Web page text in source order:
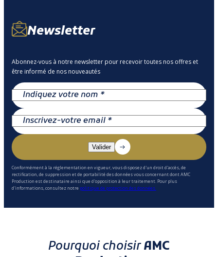
Newsletter
Abonnez-vous à notre newsletter pour recevoir toutes nos offres et
être informé de nos nouveautés
Conformément à la réglementation en vigueur, vous disposez d'un droit d'accès, de
rectification, de suppression et de portabilité des données vous concernant dont AMC
Production est destinataire ainsi que d'opposition à leur traitement. Pour plus
d'informations, consultez notre politique de protection des données.
Pourquoi choisirAMC